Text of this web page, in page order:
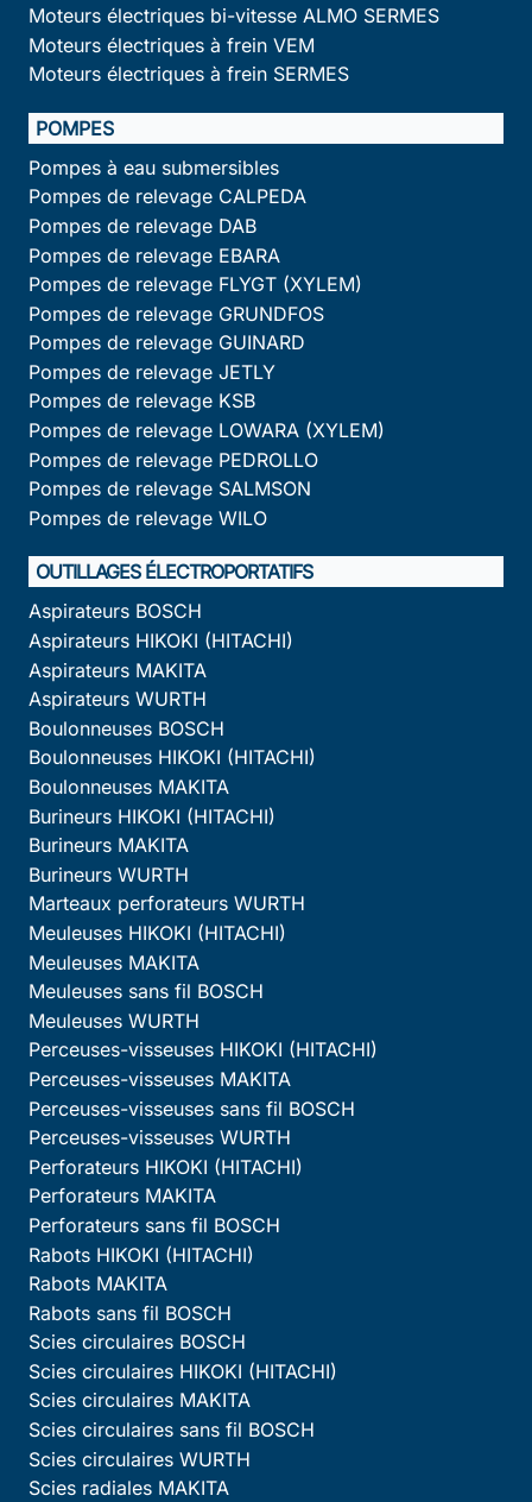
Moteurs électriques bi-vitesse ALMO SERMES
Moteurs électriques à frein VEM
Moteurs électriques à frein SERMES
POMPES
Pompes à eau submersibles
Pompes de relevage CALPEDA
Pompes de relevage DAB
Pompes de relevage EBARA
Pompes de relevage FLYGT (XYLEM)
Pompes de relevage GRUNDFOS
Pompes de relevage GUINARD
Pompes de relevage JETLY
Pompes de relevage KSB
Pompes de relevage LOWARA (XYLEM)
Pompes de relevage PEDROLLO
Pompes de relevage SALMSON
Pompes de relevage WILO
OUTILLAGES ÉLECTROPORTATIFS
Aspirateurs BOSCH
Aspirateurs HIKOKI (HITACHI)
Aspirateurs MAKITA
Aspirateurs WURTH
Boulonneuses BOSCH
Boulonneuses HIKOKI (HITACHI)
Boulonneuses MAKITA
Burineurs HIKOKI (HITACHI)
Burineurs MAKITA
Burineurs WURTH
Marteaux perforateurs WURTH
Meuleuses HIKOKI (HITACHI)
Meuleuses MAKITA
Meuleuses sans fil BOSCH
Meuleuses WURTH
Perceuses-visseuses HIKOKI (HITACHI)
Perceuses-visseuses MAKITA
Perceuses-visseuses sans fil BOSCH
Perceuses-visseuses WURTH
Perforateurs HIKOKI (HITACHI)
Perforateurs MAKITA
Perforateurs sans fil BOSCH
Rabots HIKOKI (HITACHI)
Rabots MAKITA
Rabots sans fil BOSCH
Scies circulaires BOSCH
Scies circulaires HIKOKI (HITACHI)
Scies circulaires MAKITA
Scies circulaires sans fil BOSCH
Scies circulaires WURTH
Scies radiales MAKITA